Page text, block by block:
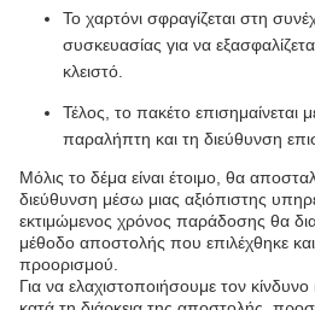
Το χαρτόνι σφραγίζεται στη
συσκευασίας για να
κλειστό.
Τέλος, το πακέτο επισημαίνεται
παραλήπτη και τη διεύθυνση
Μόλις το δέμα είναι έτοιμο, θα
διεύθυνση μέσω μιας αξιόπιστης
εκτιμώμενος χρόνος παράδοσης θα
μέθοδο αποστολής που επιλέχθηκε
προορισμού.
Για να ελαχιστοποιήσουμε τον